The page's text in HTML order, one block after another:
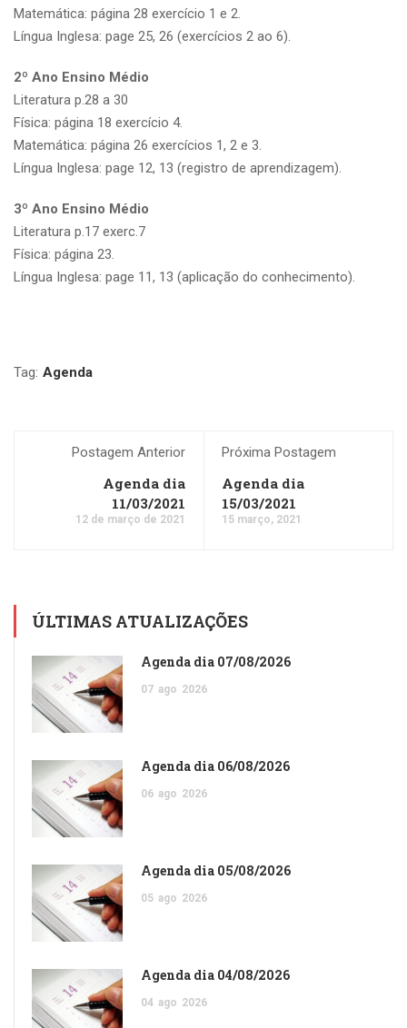
Matemática: página 28 exercício 1 e 2.
Língua Inglesa: page 25, 26 (exercícios 2 ao 6).
2º Ano Ensino Médio
Literatura p.28 a 30
Física: página 18 exercício 4.
Matemática: página 26 exercícios 1, 2 e 3.
Língua Inglesa: page 12, 13 (registro de aprendizagem).
3º Ano Ensino Médio
Literatura p.17 exerc.7
Física: página 23.
Língua Inglesa: page 11, 13 (aplicação do conhecimento).
Tag: Agenda
Postagem Anterior
Agenda dia
11/03/2021
12 de março de 2021
Próxima Postagem
Agenda dia
15/03/2021
15 março, 2021
ÚLTIMAS ATUALIZAÇÕES
Agenda dia 07/08/2026
07 ago 2026
Agenda dia 06/08/2026
06 ago 2026
Agenda dia 05/08/2026
05 ago 2026
Agenda dia 04/08/2026
04 ago 2026